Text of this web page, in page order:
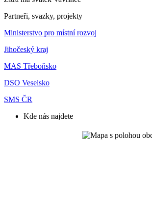
Partneři, svazky, projekty
Ministerstvo pro místní rozvoj
Jihočeský kraj
MAS Třeboňsko
DSO Veselsko
SMS ČR
Kde nás najdete